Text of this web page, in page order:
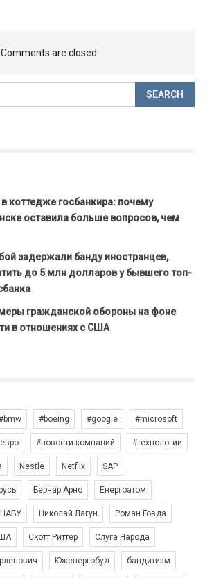
Comments are closed.
коттедже госбанкира: почему
оставила больше вопросов, чем
задержали банду иностранцев,
до 5 млн долларов у бывшего топ-
гражданской обороны на фоне
в отношениях с США
#boeing #google #microsoft
#новости компаний #технологии
Nestle Netflix SAP
Бернар Арно Енергоатом
НАБУ Николай Лагун Роман Говда
Скотт Риттер Слуга Народа
Юженергобуд бандитизм